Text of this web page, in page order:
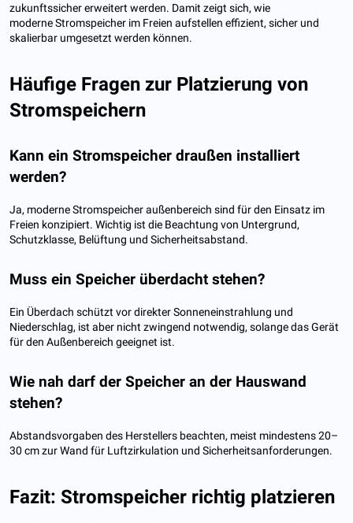
zukunftssicher erweitert werden. Damit zeigt sich, wie
moderne Stromspeicher im Freien aufstellen effizient, sicher und
skalierbar umgesetzt werden können.
Häufige Fragen zur Platzierung von
Stromspeichern
Kann ein Stromspeicher draußen installiert
werden?
Ja, moderne Stromspeicher außenbereich sind für den Einsatz im
Freien konzipiert. Wichtig ist die Beachtung von Untergrund,
Schutzklasse, Belüftung und Sicherheitsabstand.
Muss ein Speicher überdacht stehen?
Ein Überdach schützt vor direkter Sonneneinstrahlung und
Niederschlag, ist aber nicht zwingend notwendig, solange das Gerät
für den Außenbereich geeignet ist.
Wie nah darf der Speicher an der Hauswand
stehen?
Abstandsvorgaben des Herstellers beachten, meist mindestens 20–
30 cm zur Wand für Luftzirkulation und Sicherheitsanforderungen.
Fazit: Stromspeicher richtig platzieren